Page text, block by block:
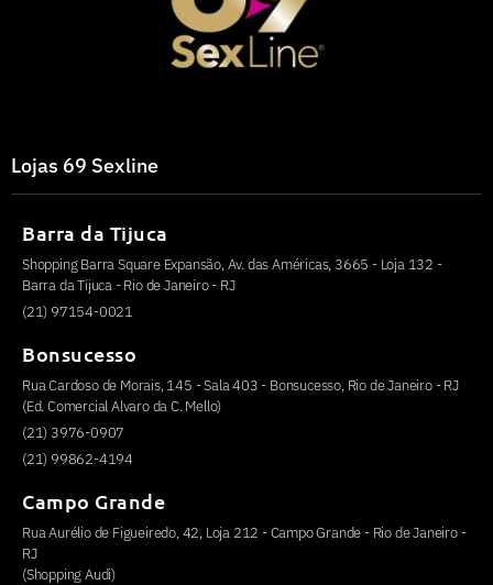
Lojas 69 Sexline
Barra da Tijuca
Shopping Barra Square Expansão, Av. das Américas, 3665 - Loja 132 -
Barra da Tijuca - Rio de Janeiro - RJ
(21) 97154-0021
Bonsucesso
Rua Cardoso de Morais, 145 - Sala 403 - Bonsucesso, Rio de Janeiro - RJ
(Ed. Comercial Alvaro da C. Mello)
(21) 3976-0907
(21) 99862-4194
Campo Grande
Rua Aurélio de Figueiredo, 42, Loja 212 - Campo Grande - Rio de Janeiro -
RJ
(Shopping Audi)